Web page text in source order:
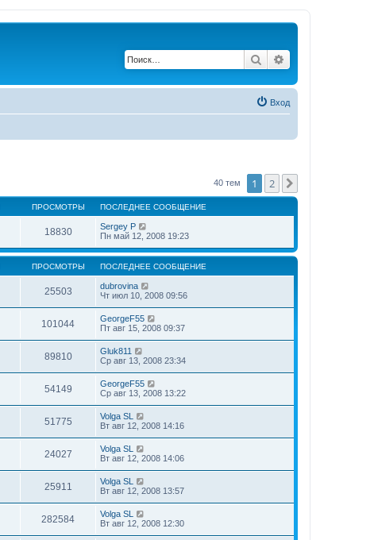
Поиск
Вход
40 тем 1 2
ПРОСМОТРЫ ПОСЛЕДНЕЕ СООБЩЕНИЕ
18830
Sergey P
Пн май 12, 2008 19:23
ПРОСМОТРЫ ПОСЛЕДНЕЕ СООБЩЕНИЕ
25503
dubrovina
Чт июл 10, 2008 09:56
101044
GeorgeF55
Пт авг 15, 2008 09:37
89810
Gluk811
Ср авг 13, 2008 23:34
54149
GeorgeF55
Ср авг 13, 2008 13:22
51775
Volga SL
Вт авг 12, 2008 14:16
24027
Volga SL
Вт авг 12, 2008 14:06
25911
Volga SL
Вт авг 12, 2008 13:57
282584
Volga SL
Вт авг 12, 2008 12:30